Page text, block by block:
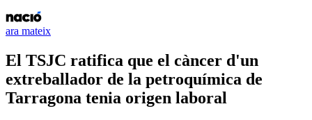
ara mateix
El TSJC ratifica que el càncer d'un
extreballador de la petroquímica de
Tarragona tenia origen laboral